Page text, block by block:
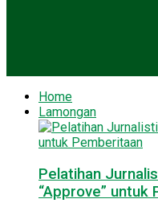
Home
Lamongan
Pelatihan
“Approve” untuk